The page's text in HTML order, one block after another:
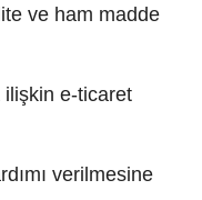
ve ham madde
ilişkin e-ticaret
verilmesine